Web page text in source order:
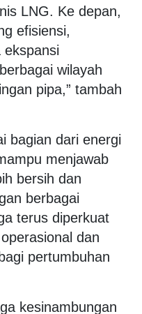
LNG. Ke depan,
efisiensi,
ekspansi
wilayah
pipa,” tambah
bagian dari energi
menjawab
bersih dan
berbagai
terus diperkuat
dan
pertumbuhan
kesinambungan